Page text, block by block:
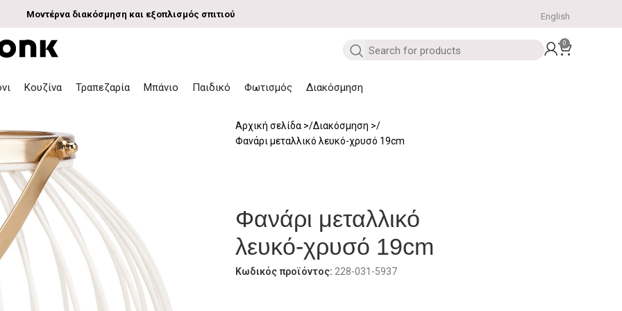
Μοντέρνα διακόσμηση και εξοπλισμός σπιτιού English
0
Κουζίνα Τραπεζαρία Μπάνιο Παιδικό Φωτισμός Διακόσμηση
Αρχική σελίδα
Διακόσμηση
Φανάρι μεταλλικό λευκό-χρυσό 19cm
Φανάρι μεταλλικό
λευκό-χρυσό 19cm
Κωδικός προϊόντος: 228-031-5937